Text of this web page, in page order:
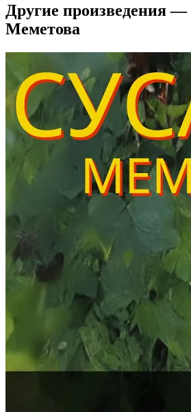
Другие произведения —
Меметова